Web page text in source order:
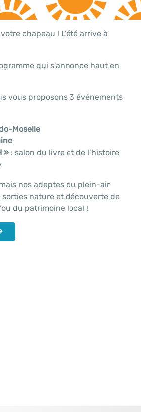
chapeau ! L’été arrive à
qui s’annonce haut en
vous proposons 3 événements
Moselle
»: salon du livre et de l’histoire
nos adeptes du plein-air
sorties nature et découverte de
du patrimoine local !